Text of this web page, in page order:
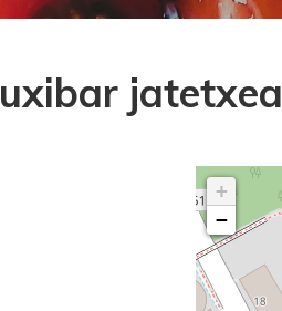
jatetxea
+
−